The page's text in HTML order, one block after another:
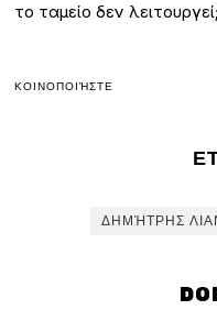
το ταμείο δεν λειτουργεί;
ΚΟΙΝΟΠΟΙΉΣΤΕ
ΔΗΜΉΤΡΗΣ